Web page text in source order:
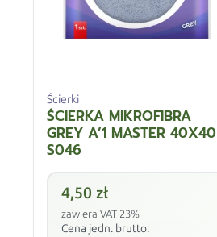
Ścierki
ŚCIERKA MIKROFIBRA
GREY A’1 MASTER 40X40
S046
4,50 zł
zawiera VAT 23%
Cena jedn. brutto: